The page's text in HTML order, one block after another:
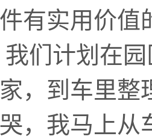
有实用价
们计划在
，到车里
，我马上